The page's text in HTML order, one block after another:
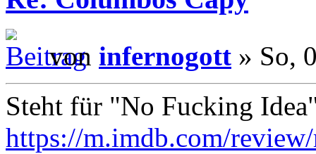
von infernogott » So,
Steht für "No Fucking
https://m.imdb.com/